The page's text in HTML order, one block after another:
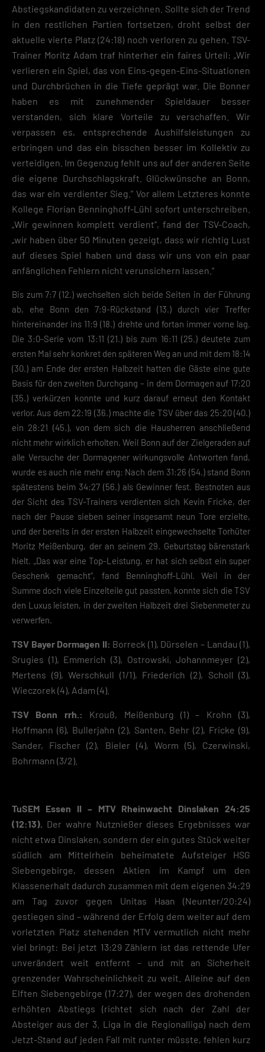
Abstiegskandidaten zu verzeichnen. Sollte sich der Trend
in den restlichen Partien fortsetzen, droht selbst der
aktuelle vierte Platz (24:18) noch verloren zu gehen. TSV-
Trainer Moritz Adam traf hinterher ein faires Urteil: „Wir
verlieren ein Spiel, das von Eins-gegen-Eins-Situationen
und Durchbrüchen in die Tiefe geprägt war. Die Bonner
haben es mit zunehmender Spieldauer besser
verstanden, sich klare Vorteile zu verschaffen. Wir
verpassen es, entsprechende Aushilfsleistungen zu
erbringen und das ein bisschen besser im Kollektiv zu
verteidigen. Im Gegenzug fehlt uns auf der anderen Seite
die eigene Durchschlagskraft. Glückwünsche an Bonn,
das war ein verdienter Sieg.“ Vor allem Letzteres konnte
Kollege Florian Benninghoff-Lühl sofort unterschreiben.
„Wir gewinnen komplett verdient“, fand der TSV-Coach,
„wir haben über 50 Minuten gezeigt, dass wir richtig Lust
auf dieses Spiel haben und dass wir uns von ein paar
anfänglichen Fehlern nicht verunsichern lassen.“
Bis zum 7:7 (12.) wechselten sich beide Seiten in der Führung
ab, ehe Bonn den 7:9-Rückstand (13.) durch vier Treffer
hintereinander ins 11:9 (18.) drehte und fortan immer vorne lag.
Die 3:0-Serie vom 13:11 (21.) bis zum 16:11 (25.) deutete zum
ersten Mal sehr konkret den späteren Weg an und mit dem 18:14
(30.) am Ende der ersten Halbzeit hatten die Gäste eine gute
Basis für den zweiten Durchgang – in dem Dormagen auf 17:20
(35.) verkürzen konnte und kurz darauf erneut den Kontakt
verlor. Aus dem 22:19 (36.) machte die TSV über das 25:20 (40.)
ein 28:21 (45.), von dem sich die Hausherren anschließend
nicht mehr wirklich erholten. Weil Bonn auf der Zielgeraden auf
alle Versuche der Dormagener wirkungsvolle Antworten fand,
wurde es auch nie mehr eng: Nach dem 31:26 (54.) stand Bonn
spätestens beim 34:27 (56.) als Gewinner fest. Bestnoten aus
der Sicht des TSV-Trainers verdienten sich Kevin Fricke, der
nach der Pause sieben seiner insgesamt neun Tore erzielte,
und der bereits in der ersten Halbzeit eingewechselte Torhüter
Moritz Meißenburg, der an seinem 29. Geburtstag bärenstark
hielt. „Das war eine Top-Leistung, er hat sich selbst ein super
Geschenk gemacht“, fand Benninghoff-Lühl. Weil in der
Summe doch viele Einzelteile gut passten, konnte sich die TSV
den Luxus leisten, in der zweiten Halbzeit drei Siebenmeter zu
verwerfen.
TSV Bayer Dormagen II: Borreck (1), Dürselen – Landau (1),
Srugies (1), Emmerich (3), Ostrowski, Johannmeyer (2),
Mertens (9), Werschkull (1/1), Friederich (2), Scholl (3),
Wieczorek (4), Adam (4).
TSV Bonn rrh.: Krouß, Meißenburg (1) – Krohn (3),
Hoffmann (6), Bullerjahn (2), Santen, Behr (2), Fricke (9),
Sander, Fischer (2), Bieler (4), Worm (5), Czerwinski,
Bohrmann (3/2).
TuSEM Essen II – MTV Rheinwacht Dinslaken 24:25
(12:13). Der wahre Nutznießer dieses Ergebnisses war
nicht etwa Dinslaken, sondern der ein gutes Stück weiter
südlich am Mittelrhein beheimatete Aufsteiger HSG
Siebengebirge, dessen Aktien im Kampf um den
Klassenerhalt dadurch zusammen mit dem eigenen 34:29
am Tag zuvor gegen Unitas Haan (Neunter/20:24)
gestiegen sind – während der Erfolg dem weiter auf dem
vorletzten Platz stehenden MTV vermutlich nicht mehr
viel bringt: Bei jetzt 13:29 Zählern ist das rettende Ufer
unverändert weit entfernt – und mit an Sicherheit
grenzender Wahrscheinlichkeit zu weit. Alleine auf den
Elften Siebengebirge (17:27), der wegen des drohenden
erhöhten Abstiegs (richtet sich nach der Zahl der
Absteiger aus der 3. Liga in die Regionalliga) nach dem
Jetzt-Stand auf jeden Fall mit runter müsste, fehlen kurz